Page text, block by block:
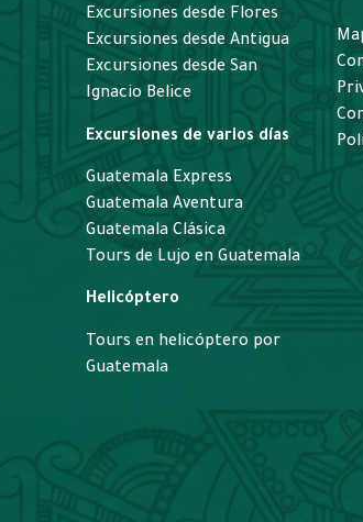
Excursiones desde Flores
Excursiones desde Antigua
Excursiones desde San
Ignacio Belice
Excursiones de varios días
Guatemala Express
Guatemala Aventura
Guatemala Clásica
Tours de Lujo en Guatemala
Helicóptero
Tours en helicóptero por
Guatemala